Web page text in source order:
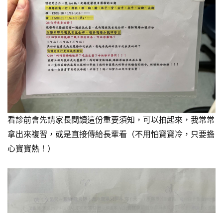
看診前會先請家長閱讀這份重要須知，可以拍起來，我常常
拿出來複習，或是直接傳給長輩看（不用怕寶寶冷，只要擔
心寶寶熱！）